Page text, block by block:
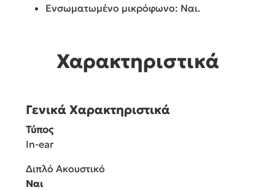
Ενσωματωμένο μικρόφωνο: Ναι.
Χαρακτηριστικά
Γενικά Χαρακτηριστικά
Τύπος
In-ear
Διπλό Ακουστικό
Ναι